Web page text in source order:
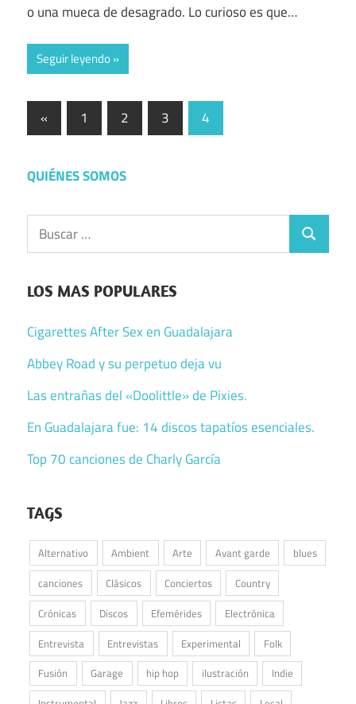
o una mueca de desagrado. Lo curioso es que…
Seguir leyendo
Paginación
de
entradas
« Entradas
anteriores
1 2 3 4
QUIÉNES SOMOS
Buscar:
Buscar
LOS MAS POPULARES
Cigarettes After Sex en Guadalajara
Abbey Road y su perpetuo deja vu
Las entrañas del «Doolittle» de Pixies.
En Guadalajara fue: 14 discos tapatíos esenciales.
Top 70 canciones de Charly García
TAGS
Alternativo Ambient Arte Avant garde
blues
canciones
Clásicos Conciertos
Country
Crónicas
Discos Efemérides
Electrónica
Entrevista
Entrevistas Experimental
Folk
Fusión
Garage hip hop ilustración
Indie